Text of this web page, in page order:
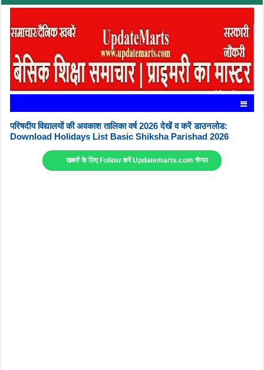
परिषदीय विद्यालयों की अवकाश तालिका वर्ष 2026 देखें व करें डाउनलोड:
Download Holidays List Basic Shiksha Parishad 2026
खबरों के लिए Follow करें Updatemarts.com चैनल